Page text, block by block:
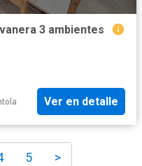
3 ambientes
Ver en detalle
5 >